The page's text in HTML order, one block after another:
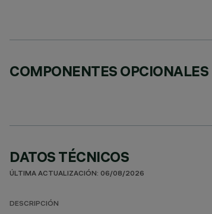
COMPONENTES OPCIONALES
DATOS TÉCNICOS
ÚLTIMA ACTUALIZACIÓN: 06/08/2026
DESCRIPCIÓN